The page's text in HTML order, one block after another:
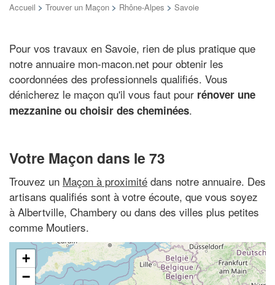
Accueil > Trouver un Maçon > Rhône-Alpes > Savoie
Pour vos travaux en Savoie, rien de plus pratique que
notre annuaire mon-macon.net pour obtenir les
coordonnées des professionnels qualifiés. Vous
dénicherez le maçon qu'il vous faut pour rénover une
mezzanine ou choisir des cheminées.
Votre Maçon dans le 73
Trouvez un Maçon à proximité dans notre annuaire. Des
artisans qualifiés sont à votre écoute, que vous soyez
à Albertville, Chambery ou dans des villes plus petites
comme Moutiers.
+
−